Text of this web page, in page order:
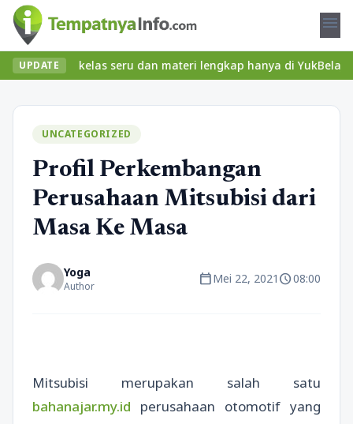
menu
UPDATEkelas seru dan materi lengkap hanya di
UNCATEGORIZED
Profil Perkembangan
Perusahaan Mitsubisi dari
Masa Ke Masa
Yoga
Author calendar_todayMei 22, 2021 schedule08:00
Mitsubisi merupakan salah satu
bahanajar.my.id perusahaan otomotif yang